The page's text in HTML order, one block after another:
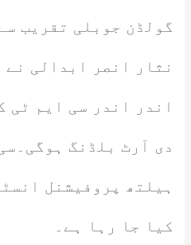
گولڈن جوبلی تقریب
نثار انصر ابدالی
اندر اندر سی ایم ٹی
دی آرٹ بلڈنگ
ہیلتھ پروفیشنل
کیا جا رہا ہے۔